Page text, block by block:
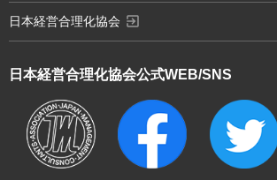
日本経営合理化協会公式WEB/SNS
日本経営合理化協会 exit_to_app